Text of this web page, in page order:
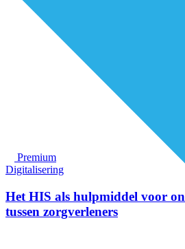
Premium
Digitalisering
Het HIS als hulpmiddel voor
tussen zorgverleners